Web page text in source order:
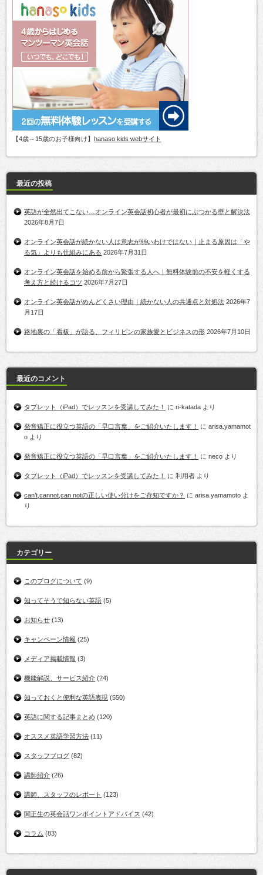
【4歳～15歳のお子様向け】 hanaso kids webサイト
最近の投稿
英語が全然出てこない…オンライン英会話初心者が最初にぶつかる壁と解決法
2026年8月7日
オンライン英会話が続かない人は意志が弱いわけではない｜止まる原因は「や
る気」よりも仕組みにある 2026年7月31日
オンライン英会話を始める前から緊張する人へ｜無料体験前の不安を軽くする
考え方と続けるコツ 2026年7月27日
オンライン英会話がめんどくさい理由｜続かない人の共通点と対処法 2026年7
月17日
路地裏の「看板」が語る、フィリピンの家族愛とビジネスの形 2026年7月10日
最近のコメント
タブレット（iPad）でレッスンを受講してみた！ に ri-katada より
発音矯正に役立つ英語の「早口言葉」をご紹介いたします！ に arisa.yamamot
o より
発音矯正に役立つ英語の「早口言葉」をご紹介いたします！ に neco より
タブレット（iPad）でレッスンを受講してみた！ に 利用者 より
can’t,cannot,can notの正しい使い分けをご存知ですか？ に arisa.yamamoto よ
り
カテゴリー
このブログについて (9)
知ってそうで知らない英語 (5)
お知らせ (13)
キャンペーン情報 (25)
メディア掲載情報 (3)
機能解説、サービス紹介 (24)
知っておくと便利な英語表現 (550)
英語に関する記事まとめ (120)
オススメ英語学習方法 (11)
スタッフブログ (82)
講師紹介 (26)
講師、スタッフのレポート (123)
関正生の英会話ワンポイントアドバイス (42)
コラム (83)